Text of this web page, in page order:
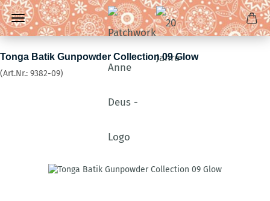
Tonga Batik Gunpowder Collection 09 Glow
(Art.Nr.: 9382-09)